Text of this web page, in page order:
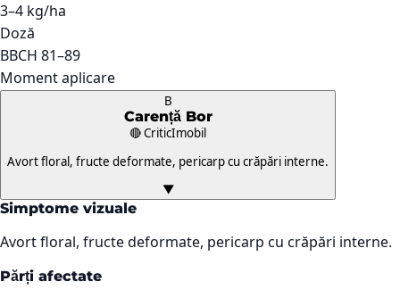
3–4 kg/ha
Doză
BBCH 81–89
Moment aplicare
B
Carență Bor
🔴 CriticImobil
Avort floral, fructe deformate, pericarp cu crăpări interne.
▼
Simptome vizuale
Avort floral, fructe deformate, pericarp cu crăpări interne.
Părți afectate